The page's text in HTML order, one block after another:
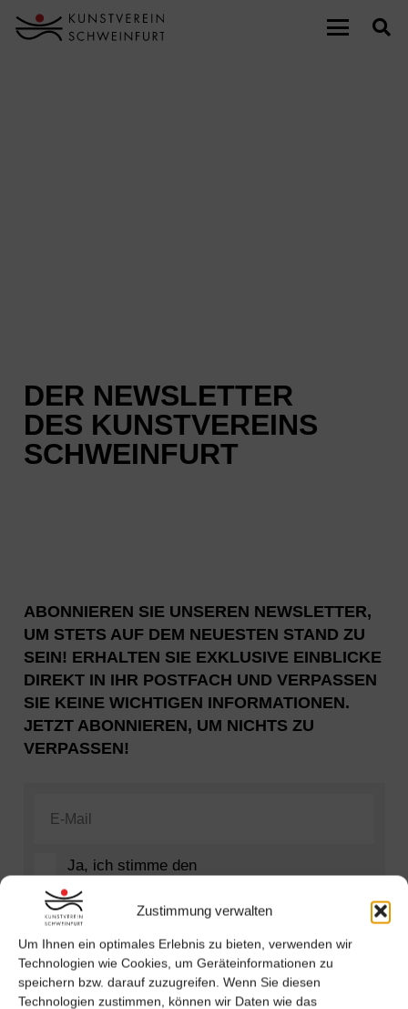
Zustimmung verwalten
Um Ihnen ein optimales Erlebnis zu bieten, verwenden wir
Technologien wie Cookies, um Geräteinformationen zu
speichern bzw. darauf zuzugreifen. Wenn Sie diesen
Technologien zustimmen, können wir Daten wie das
DER NEWSLETTER
DES KUNSTVEREINS
SCHWEINFURT
ABONNIEREN SIE UNSEREN NEWSLETTER,
UM STETS AUF DEM NEUESTEN STAND ZU
SEIN! ERHALTEN SIE EXKLUSIVE EINBLICKE
DIREKT IN IHR POSTFACH UND VERPASSEN
SIE KEINE WICHTIGEN INFORMATIONEN.
JETZT ABONNIEREN, UM NICHTS ZU
VERPASSEN!
Ja, ich stimme den
Datenschutzbestimmungen zu.